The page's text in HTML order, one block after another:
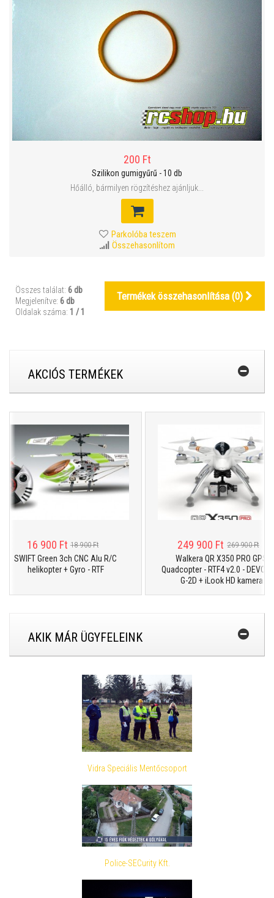
200 Ft
Szilikon gumigyűrű - 10 db
Hőálló, bármilyen rögzítéshez ajánljuk...
Parkolóba teszem
Összehasonlítom
Összes találat: 6 db
Megjelenítve: 6 db
Oldalak száma: 1 / 1
Termékek összehasonlítása (0)
AKCIÓS TERMÉKEK
16 900 Ft 18 900 Ft
Green 3ch CNC Alu R/C
helikopter + Gyro - RTF
249 900 Ft 269 900 Ft
Walkera QR X350 PRO GPS
Quadcopter - RTF4 v2.0 - DEVO F7 +
G-2D + iLook HD kamera
AKIK MÁR ÜGYFELEINK
Vidra Speciális Mentőcsoport
Police-SECurity Kft.